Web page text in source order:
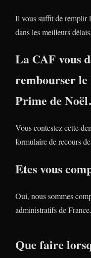
Il vous suffit de remplir
dans les meilleurs délais.
La CAF vous
rembourser
Prime de
Vous contestez cette
formulaire de recours
Etes vous
Oui, nous sommes
administratifs de
Que faire